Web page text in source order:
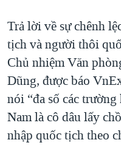
Trả lời về sự chênh
tịch và người thôi
Chủ nhiệm Văn
Dũng, được báo
nói “đa số các
Nam là cô dâu lấy
nhập quốc tịch theo